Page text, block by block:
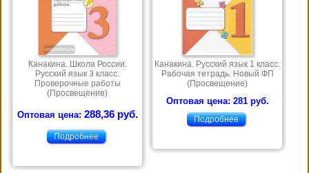
Канакина. Школа России.
Русский язык 3 класс.
Проверочные работы
(Просвещение)
Оптовая цена: 288,36 руб.
Подробнее
Канакина. Русский язык 1 класс.
Рабочая тетрадь. Новый ФП
(Просвещение)
Оптовая цена: 281 руб.
Подробнее